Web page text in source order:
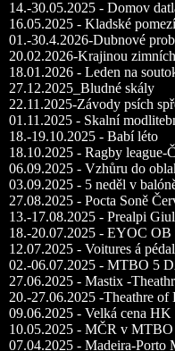
14.-30.05.2025 - Domov
16.05.2025 - Kladské pomezí
01.-30.4.2026-Dubnové
20.02.2026-Krajinou
18.01.2026 - Leden na
27.12.2025_Bludné skály
22.11.2025-Závody psích
01.11.2025 - Skalní
18.-19.10.2025 - Babí léto
18.10.2025 - Ragby league-
06.09.2025 - Vzhůru do
03.09.2025 - 5 neděl v
27.08.2025 - Pocta Soně
13.-17.08.2025 - Prealpi
18.-20.07.2025 - EYOC OB
12.07.2025 - Voitures á
02.-06.07.2025 - MTBO 5
27.06.2025 - Mastix -
20.-27.06.2025 -Theathre of
09.06.2025 - Velká cena HK
10.05.2025 - MČR v MTBO
07.04.2025 - Madeira-Porto